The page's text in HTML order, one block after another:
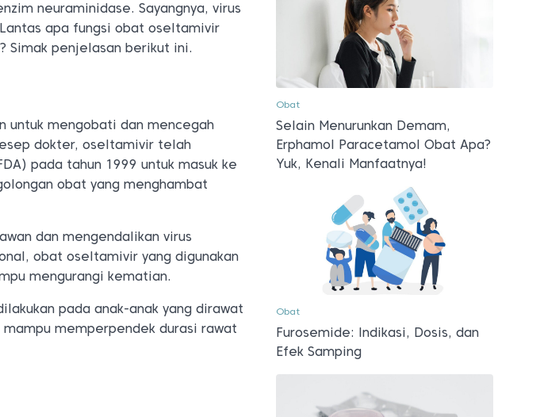
neuraminidase. Sayangnya, virus
apa fungsi obat oseltamivir
Simak penjelasan berikut ini.
untuk mengobati dan mencegah
dokter, oseltamivir telah
pada tahun 1999 untuk masuk ke
obat yang menghambat
dan mengendalikan virus
obat oseltamivir yang digunakan
mengurangi kematian.
pada anak-anak yang dirawat
memperpendek durasi rawat
Obat
Selain Menurunkan Demam,
Erphamol Paracetamol Obat Apa?
Yuk, Kenali Manfaatnya!
Obat
Furosemide: Indikasi, Dosis, dan
Efek Samping